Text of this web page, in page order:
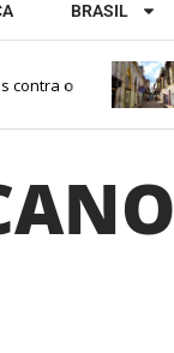
BRASIL
o